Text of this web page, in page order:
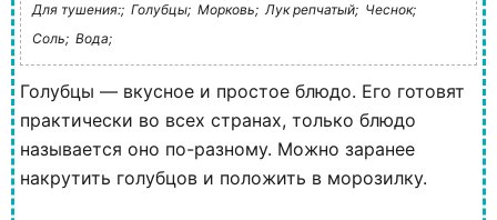
Для тушения:; Голубцы; Морковь; Лук репчатый; Чеснок;
Соль; Вода;
Голубцы — вкусное и простое блюдо. Его готовят
практически во всех странах, только блюдо
называется оно по-разному. Можно заранее
накрутить голубцов и положить в морозилку.